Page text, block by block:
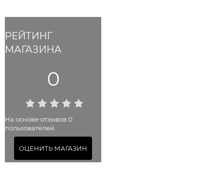
РЕЙТИНГ
МАГАЗИНА
0
На основе отзывов 0
пользователей.
ОЦЕНИТЬ МАГАЗИН